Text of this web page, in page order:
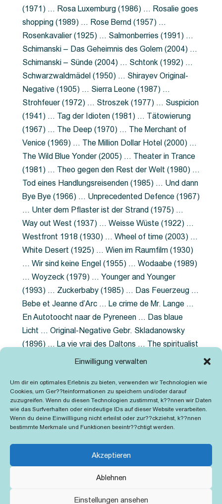
Einwilligung verwalten
Um dir ein optimales Erlebnis zu bieten, verwenden wir Technologien wie
Cookies, um Ger??teinformationen zu speichern und/oder darauf
zuzugreifen. Wenn du diesen Technologien zustimmst, k??nnen wir Daten
wie das Surfverhalten oder eindeutige IDs auf dieser Website verarbeiten.
Wenn du deine Einwillligung nicht erteilst oder zur??ckziehst, k??nnen
bestimmte Merkmale und Funktionen beeintr??chtigt werden.
Akzeptieren
Ablehnen
Einstellungen ansehen
(1971) … Rosa Luxemburg (1986) … Rosalie goes
shopping (1989) … Rose Bernd (1957) …
Rosenkavalier (1925) … Salmonberries (1991) …
Schimanski – Das Geheimnis des Golem (2004) …
Schimanski – Sünde (2004) … Schtonk (1992) …
Schwarzwaldmädel (1950) … Shirayev Original-
Negative (1905) … Sierra Leone (1987) …
Strohfeuer (1972) … Stroszek (1977) … Suspicion
(1941) … Tag der Idioten (1981) … Tätowierung
(1967) … The Deep (1970) … The Merchant of
Venice (1969) … The Million Dollar Hotel (2000) …
The Wild Blue Yonder (2005) … Theater in Trance
(1981) … Theo gegen den Rest der Welt (1980) …
Tod eines Handlungsreisenden (1985) … Und dann
Bye Bye (1966) … Unprecedented Defence (1967)
… Unter dem Pflaster ist der Strand (1975) …
Way out West (1937) … Weisse Wüste (1922) …
Westfront 1918 (1930) … Wheel of time (2003) …
White Desert (1925) … Wien im Raumfilm (1930)
… Wir sind keine Engel (1955) … Wodaabe (1989)
… Woyzeck (1979) … Younger and Younger
(1993) … Zuckerbaby (1985) … Das Feuerzeug …
Bebe et Jeanne d’Arc … Le crime de Mr. Lange …
En Autotoocht naar de Pyreneen … Das blaue
Licht … Original-Negative Gebr. Skladanowsky
(1896) … La vie vrai des Daltons … The spiritualist
photographer … Feuer im Fjord … The Song of the
Grubenlampe … Tolstoy … Grün ist die Heide …
Lady Hamilton … Mütter verzaget nicht …
Ruttmann Werbefilme